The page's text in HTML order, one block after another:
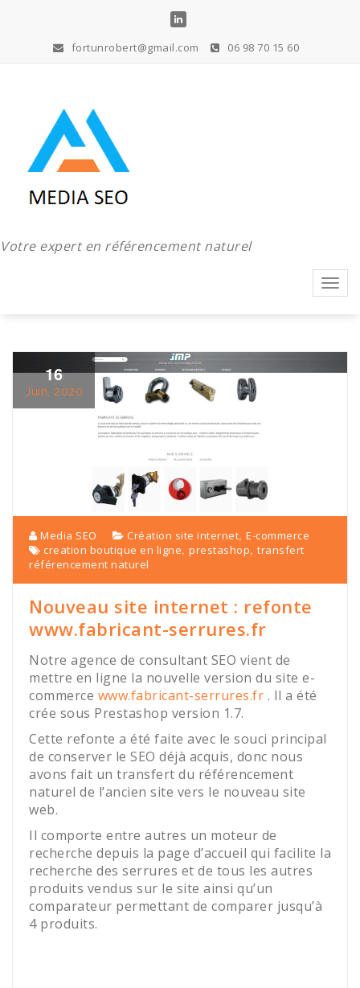
fortunrobert@gmail.com 06 98 70 15 60
Votre expert en référencement naturel
16
Juin, 2020
Media SEO Création site internet, E-commerce
creation boutique en ligne, prestashop, transfert
référencement naturel
Nouveau site internet : refonte
www.fabricant-serrures.fr
Notre agence de consultant SEO vient de
mettre en ligne la nouvelle version du site e-
commerce www.fabricant-serrures.fr . Il a été
crée sous Prestashop version 1.7.
Cette refonte a été faite avec le souci principal
de conserver le SEO déjà acquis, donc nous
avons fait un transfert du référencement
naturel de l’ancien site vers le nouveau site
web.
Il comporte entre autres un moteur de
recherche depuis la page d’accueil qui facilite la
recherche des serrures et de tous les autres
produits vendus sur le site ainsi qu’un
comparateur permettant de comparer jusqu’à
4 produits.